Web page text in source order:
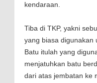
kendaraan.
Tiba di TKP, yakni
yang biasa digunakan
Batu itulah yang
menjatuhkan batu
dari atas jembatan ke